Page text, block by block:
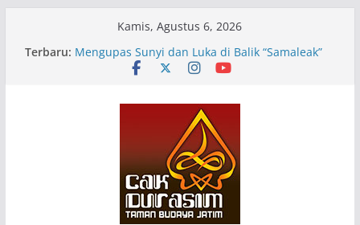
Kamis, Agustus 6, 2026
Terbaru: Pameran Lukisan Komunitas Patria Seni Rupa
Kota Blitar : Ketika “Bergerak” Menjadi Mantra
Mengupas Sunyi dan Luka di Balik “Samaleak”
Menjaga Marwah Seni dan Budaya: Catatan
Kunjungan Kerja Ir. Bambang Haryo Soekartono
(BHS) Anggota DPR RI ke Taman Budaya Jawa
Pameran Tunggal 35 Karya Agus Koecink
“Tumbang Tambang”, Ungkapan Kritis Tentang
Derita Pekerja Pertambangan